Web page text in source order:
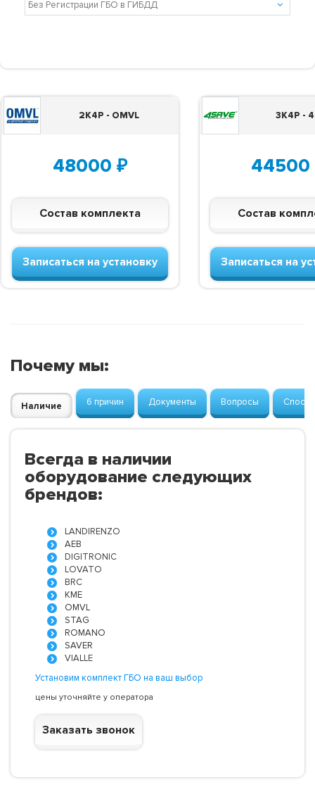
2K4P - OMVL
48000 ₽
Состав комплекта
Записаться на установку
3K4P -
44500
Состав
Записаться на
Почему мы:
Наличие 6 причин Документы Вопросы
Всегда в наличии
оборудование следующих
брендов:
LANDIRENZO
AEB
DIGITRONIC
LOVATO
BRC
KME
OMVL
STAG
ROMANO
SAVER
VIALLE
Установим комплект ГБО на ваш выбор
цены уточняйте у оператора
Заказать звонок